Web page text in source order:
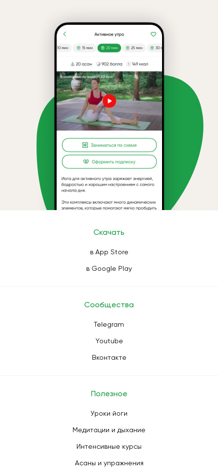
Скачать
в App Store
в Google Play
Сообщества
Telegram
Youtube
Вконтакте
Полезное
Уроки йоги
Медитации и дыхание
Интенсивные курсы
Асаны и упражнения